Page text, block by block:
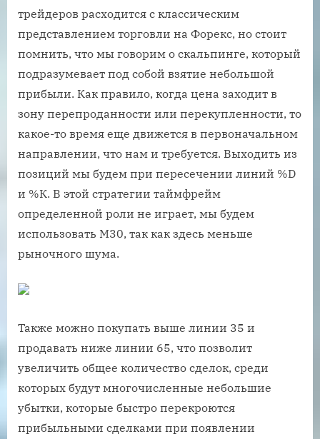
трейдеров расходится с классическим
представлением торговли на Форекс, но стоит
помнить, что мы говорим о скальпинге, который
подразумевает под собой взятие небольшой
прибыли. Как правило, когда цена заходит в
зону перепроданности или перекупленности, то
какое-то время еще движется в первоначальном
направлении, что нам и требуется. Выходить из
позиций мы будем при пересечении линий %D
и %К. В этой стратегии таймфрейм
определенной роли не играет, мы будем
использовать M30, так как здесь меньше
рыночного шума.
Также можно покупать выше линии 35 и
продавать ниже линии 65, что позволит
увеличить общее количество сделок, среди
которых будут многочисленные небольшие
убытки, которые быстро перекроются
прибыльными сделками при появлении